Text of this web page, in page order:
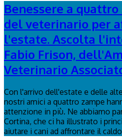
Benessere a
del veterinario per
l'estate. Ascolta
Fabio Frison,
Veterinario
Con l'arrivo dell'estate e delle
nostri amici a quattro zampe
attenzione in più. Ne abbiamo
Cortina, che ci ha illustrato i
aiutare i cani ad affrontare il